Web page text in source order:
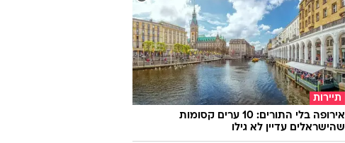
תיירות
אירופה בלי התורים: 10 ערים קסומות
שהישראלים עדיין לא גילו